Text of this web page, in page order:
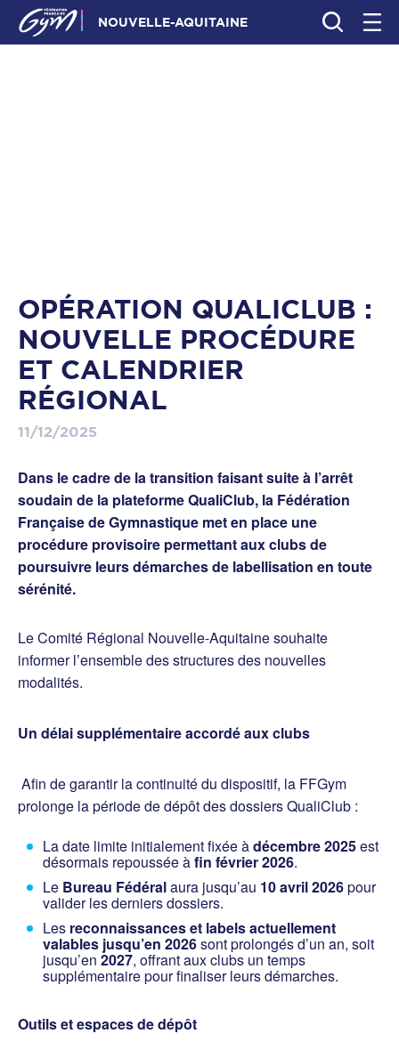
NOUVELLE-AQUITAINE
OPÉRATION QUALICLUB :
NOUVELLE PROCÉDURE
ET CALENDRIER
RÉGIONAL
11/12/2025
Dans le cadre de la transition faisant suite à l’arrêt
soudain de la plateforme QualiClub, la Fédération
Française de Gymnastique met en place une
procédure provisoire permettant aux clubs de
poursuivre leurs démarches de labellisation en toute
sérénité.
Le Comité Régional Nouvelle-Aquitaine souhaite
informer l’ensemble des structures des nouvelles
modalités.
Un délai supplémentaire accordé aux clubs
Afin de garantir la continuité du dispositif, la FFGym
prolonge la période de dépôt des dossiers QualiClub :
La date limite initialement fixée àdécembre 2025est
désormais repoussée àfin février 2026.
Le Bureau Fédéralaura jusqu’au 10 avril 2026pour
valider les derniers dossiers.
Les reconnaissances et labels actuellement
valables jusqu’en 2026sont prolongés d’un an, soit
jusqu’en 2027, offrant aux clubs un temps
supplémentaire pour finaliser leurs démarches.
Outils et espaces de dépôt